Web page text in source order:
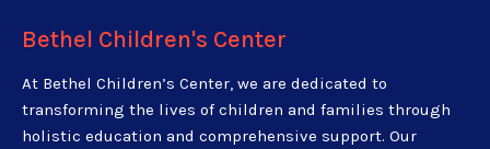
Bethel Children's Center
At Bethel Children’s Center, we are dedicated to
transforming the lives of children and families through
holistic education and comprehensive support. Our